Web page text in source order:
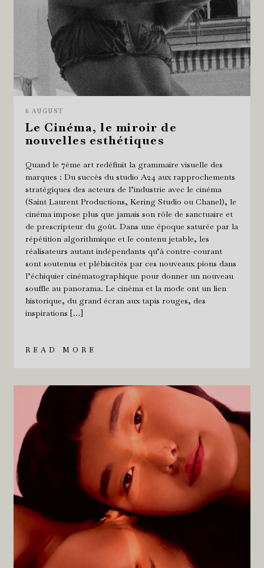
6 AUGUST
Le Cinéma, le miroir de
nouvelles esthétiques
Quand le 7ème art redéfinit la grammaire visuelle des
marques : Du succès du studio A24 aux rapprochements
stratégiques des acteurs de l’industrie avec le cinéma
(Saint Laurent Productions, Kering Studio ou Chanel), le
cinéma impose plus que jamais son rôle de sanctuaire et
de prescripteur du goût. Dans une époque saturée par la
répétition algorithmique et le contenu jetable, les
réalisateurs autant indépendants qu’à contre-courant
sont soutenus et plébiscités par ces nouveaux pions dans
l’échiquier cinématographique pour donner un nouveau
souffle au panorama. Le cinéma et la mode ont un lien
historique, du grand écran aux tapis rouges, des
inspirations […]
READ MORE